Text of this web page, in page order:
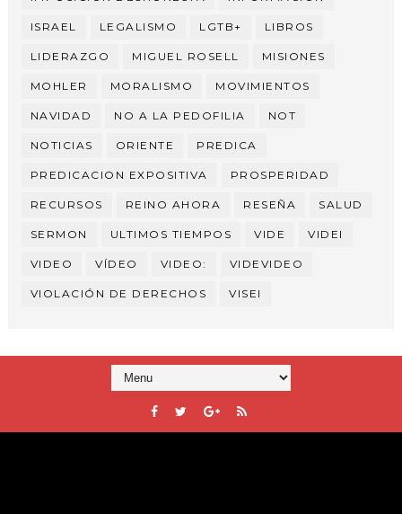
ISRAEL LEGALISMO LGTB+ LIBROS
LIDERAZGO MIGUEL ROSELL MISIONES
MOHLER MORALISMO MOVIMIENTOS
NAVIDAD NO A LA PEDOFILIA NOT
NOTICIAS ORIENTE PREDICA
PREDICACION EXPOSITIVA PROSPERIDAD
RECURSOS REINO AHORA RESEÑA SALUD
SERMON ULTIMOS TIEMPOS VIDE VIDEI
VIDEO VÍDEO VIDEO: VIDEVIDEO
VIOLACIÓN DE DERECHOS VISEI